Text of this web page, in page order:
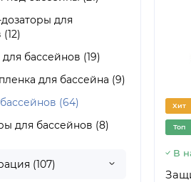
для
бассейнов (19)
для бассейна (9)
(64)
для бассейнов (8)
(107)
Хит
Топ
В